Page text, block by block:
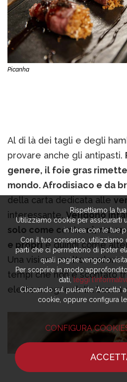
Picanha
Al di là dei tagli e degli
provare anche gli antipasti.
genere, il foie gras
mondo. Afrodisiaco e da
della carta dedicata alle
interessante. Vengono
solo come contorni, ma
e proprie quindi come
Una visione molto
tempi che non è scontato
eletto a regno della buona
Rispettiamo la
Utilizziamo cookie per assicurarti
in linea con le tue
Con il tuo consenso, utilizziamo
parti che ci permettono di poter
quali pagine vengono
Per scoprire in modo
dati,leggi
Cliccando sul pulsante ‘Accetta’
cookie, oppure configura
CONFIGURA